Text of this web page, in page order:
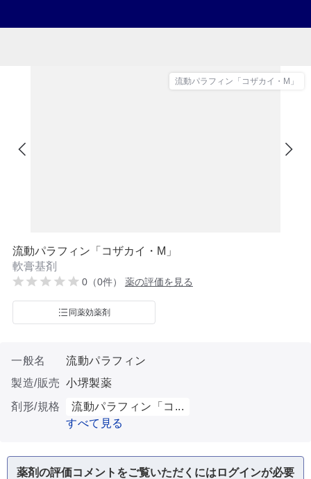
流動パラフィン「コザカイ・M」
流動パラフィン「コザカイ・M」
軟膏基剤
0（0件） 薬の評価を見る
同薬効薬剤
一般名
流動パラフィン
製造/販売 小堺製薬
剤形/規格
流動パラフィン「コ...
すべて見る
薬剤の評価コメントをご覧いただくにはログインが必要